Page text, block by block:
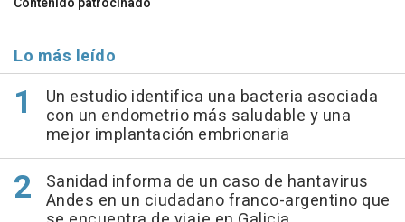
Lo más leído
Un estudio identifica una bacteria asociada
con un endometrio más saludable y una
mejor implantación embrionaria
Sanidad informa de un caso de hantavirus
Andes en un ciudadano franco-argentino que